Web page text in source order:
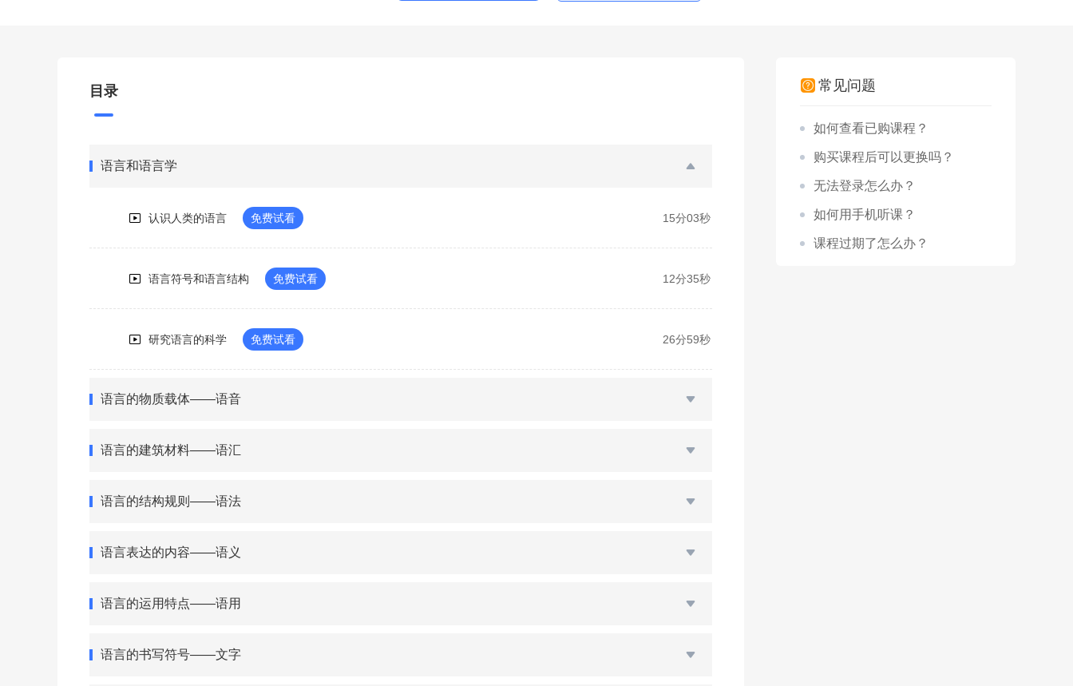
目录
语言和语言学
认识人类的语言 免费试看 15分03秒
语言符号和语言结构 免费试看 12分35秒
研究语言的科学 免费试看 26分59秒
语言的物质载体——语音
语言的建筑材料——语汇
语言的结构规则——语法
语言表达的内容——语义
语言的运用特点——语用
语言的书写符号——文字
常见问题
如何查看已购课程？
购买课程后可以更换吗？
无法登录怎么办？
如何用手机听课？
课程过期了怎么办？